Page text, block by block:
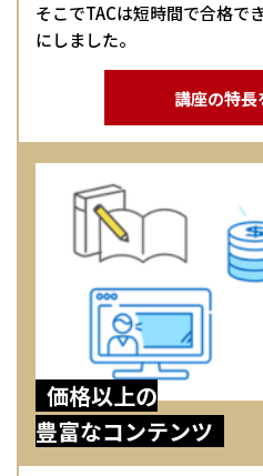
そこでTACは短時間で合格で
にしました。
講座の特長
価格以上の
豊富なコンテンツ